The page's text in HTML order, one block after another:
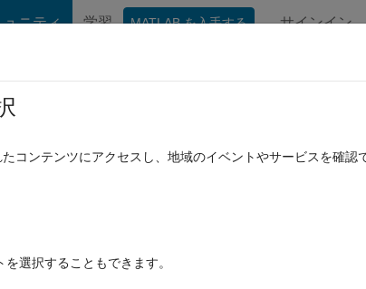
ュニティ 学習 MATLAB を入手する サインイン
に関する FAQ
networks
コンテンツにアクセスし、地域のイベントやサービスを確
選択することもできます。